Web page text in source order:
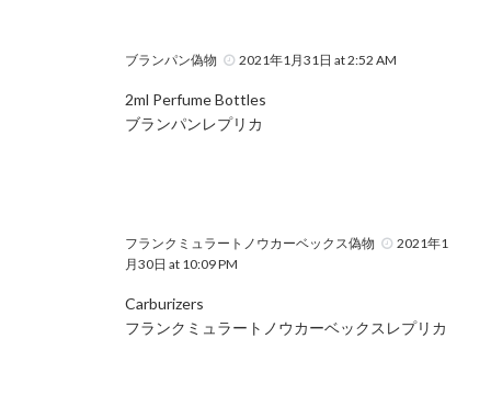
ブランパン偽物 2021年1月31日 at 2:52 AM
2ml Perfume Bottles
ブランパンレプリカ
フランクミュラートノウカーベックス偽物
2021年1
月30日 at 10:09 PM
Carburizers
フランクミュラートノウカーベックスレプリカ